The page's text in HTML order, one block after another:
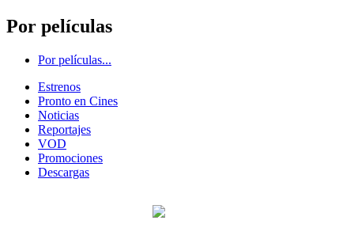
Por películas
Por películas...
Estrenos
Pronto en Cines
Noticias
Reportajes
VOD
Promociones
Descargas